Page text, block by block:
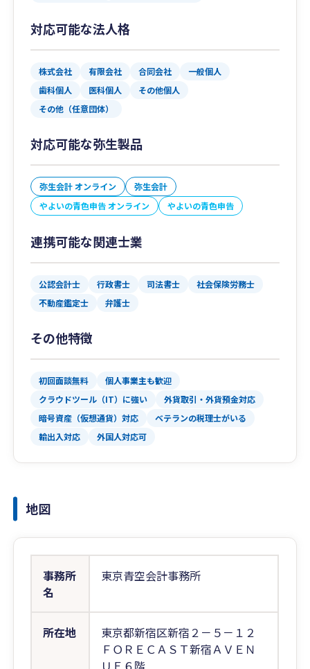
対応可能な法人格
株式会社 有限会社 合同会社
一般個人
歯科個人
医科個人
その他個人
その他（任意団体）
対応可能な弥生製品
弥生会計 オンライン
弥生会計
やよいの青色申告 オンライン
やよいの青色申告
連携可能な関連士業
公認会計士 行政書士 司法書士
社会保険労務士
不動産鑑定士
弁護士
その他特徴
初回面談無料
個人事業主も歓迎
クラウドツール（IT）に強い
外貨取引・外貨預金対応
暗号資産（仮想通貨）対応
ベテランの税理士がいる
輸出入対応
外国人対応可
地図
事務所
名
東京青空会計事務所
所在地
東京都新宿区新宿２－５－１２
ＦＯＲＥＣＡＳＴ新宿ＡＶＥＮ
ＵＥ６階